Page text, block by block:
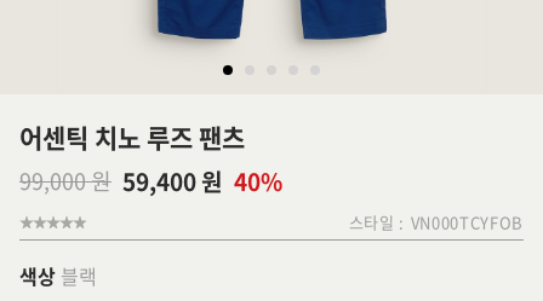
어센틱 치노 루즈 팬츠
99,000 원 59,400 원 40%
스타일 : VN000TCYFOB
색상 블랙